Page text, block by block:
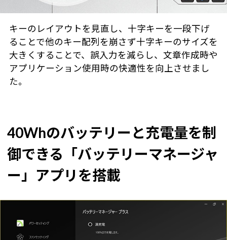
キーのレイアウトを見直し、十字キーを一段下げ
ることで他のキー配列を崩さず十字キーのサイズを
大きくすることで、誤入力を減らし、文章作成時や
アプリケーション使用時の快適性を向上させまし
た。
40Whのバッテリーと充電量を制
御できる「バッテリーマネージャ
ー」アプリを搭載